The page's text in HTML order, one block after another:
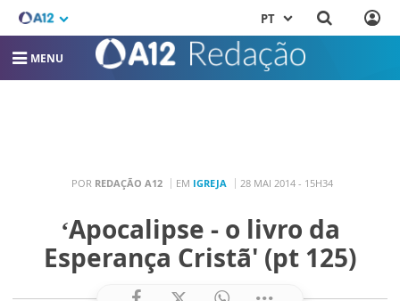
PT
MENU
POR REDAÇÃO A12 EM IGREJA 28 MAI 2014 - 15H34
‘Apocalipse - o livro da
Esperança Cristã' (pt 125)